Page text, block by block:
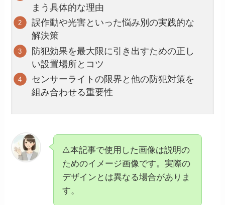
まう具体的な理由
誤作動や光害といった悩み別の実践的な
解決策
防犯効果を最大限に引き出すための正し
い設置場所とコツ
センサーライトの限界と他の防犯対策を
組み合わせる重要性
⚠️本記事で使用した画像は説明の
ためのイメージ画像です。実際の
デザインとは異なる場合がありま
す。